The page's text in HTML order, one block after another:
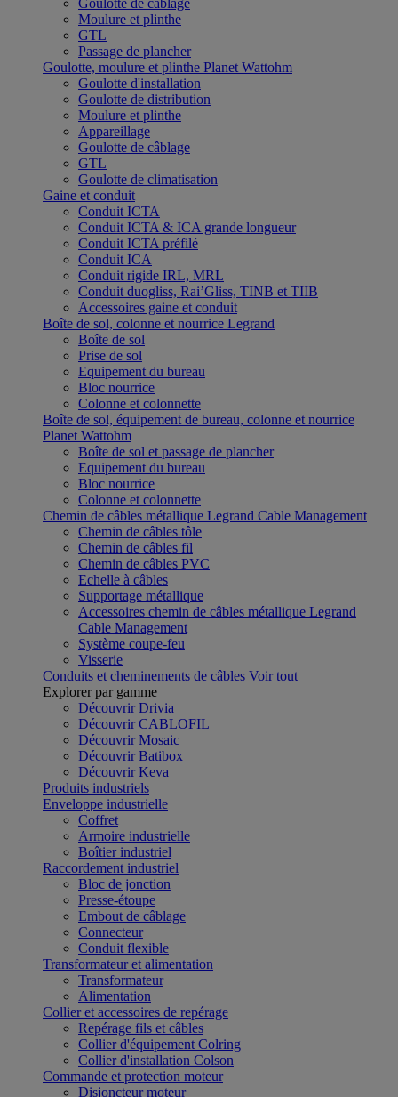
Goulotte de câblage
Moulure et plinthe
GTL
Passage de plancher
Goulotte, moulure et plinthe Planet Wattohm
Goulotte d'installation
Goulotte de distribution
Moulure et plinthe
Appareillage
Goulotte de câblage
GTL
Goulotte de climatisation
Gaine et conduit
Conduit ICTA
Conduit ICTA & ICA grande longueur
Conduit ICTA préfilé
Conduit ICA
Conduit rigide IRL, MRL
Conduit duogliss, Rai’Gliss, TINB et TIIB
Accessoires gaine et conduit
Boîte de sol, colonne et nourrice Legrand
Boîte de sol
Prise de sol
Equipement du bureau
Bloc nourrice
Colonne et colonnette
Boîte de sol, équipement de bureau, colonne et nourrice
Planet Wattohm
Boîte de sol et passage de plancher
Equipement du bureau
Bloc nourrice
Colonne et colonnette
Chemin de câbles métallique Legrand Cable Management
Chemin de câbles tôle
Chemin de câbles fil
Chemin de câbles PVC
Echelle à câbles
Supportage métallique
Accessoires chemin de câbles métallique Legrand
Cable Management
Système coupe-feu
Visserie
Conduits et cheminements de câbles Voir tout
Explorer par gamme
Découvrir Drivia
Découvrir CABLOFIL
Découvrir Mosaic
Découvrir Batibox
Découvrir Keva
Produits industriels
Enveloppe industrielle
Coffret
Armoire industrielle
Boîtier industriel
Raccordement industriel
Bloc de jonction
Presse-étoupe
Embout de câblage
Connecteur
Conduit flexible
Transformateur et alimentation
Transformateur
Alimentation
Collier et accessoires de repérage
Repérage fils et câbles
Collier d'équipement Colring
Collier d'installation Colson
Commande et protection moteur
Disjoncteur moteur